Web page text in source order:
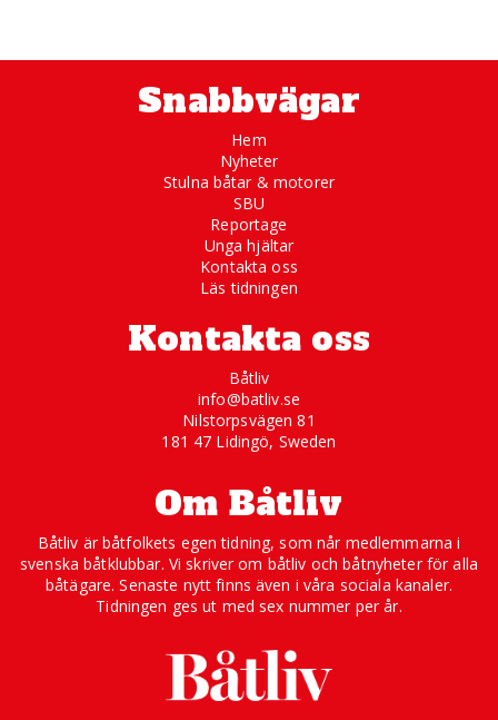
Snabbvägar
Hem
Nyheter
Stulna båtar & motorer
SBU
Reportage
Unga hjältar
Kontakta oss
Läs tidningen
Kontakta oss
Båtliv
info@batliv.se
Nilstorpsvägen 81
181 47 Lidingö, Sweden
Om Båtliv
Båtliv är båtfolkets egen tidning, som når medlemmarna i
svenska båtklubbar. Vi skriver om båtliv och båtnyheter för alla
båtägare. Senaste nytt finns även i våra sociala kanaler.
Tidningen ges ut med sex nummer per år.